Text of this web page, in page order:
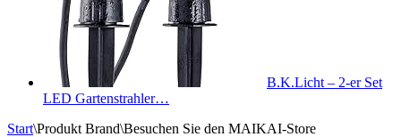
B.K.Licht – 2-er Set
LED Gartenstrahler…
Start\Produkt Brand\Besuchen Sie den MAIKAI-Store